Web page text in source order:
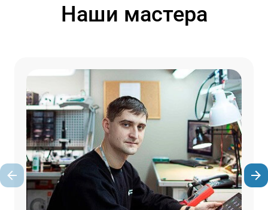
Наши мастера